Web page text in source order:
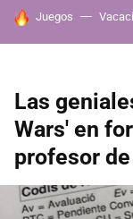
HOY SE HABLA DE
Juegos
Las
Wars' en
profesor